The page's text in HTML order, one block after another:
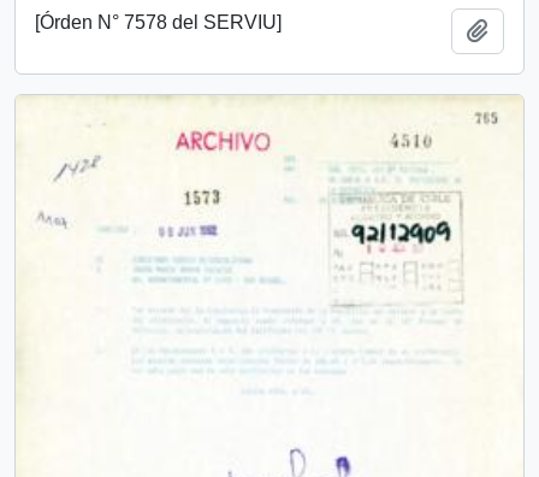
[Órden N° 7578 del SERVIU]